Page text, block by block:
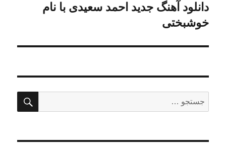
نوشته
بعدی:
دانلود آهنگ جدید احمد سعیدی با نام
خوشبختی
برای: